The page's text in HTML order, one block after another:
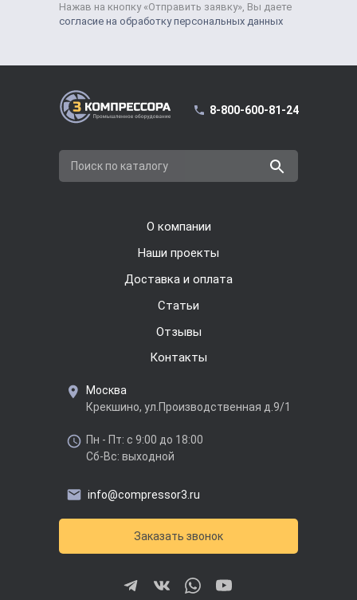
Нажав на кнопку «Отправить заявку», Вы даете
согласие на обработку персональных данных
8-800-600-81-24
Поиск по каталогу
О компании
Наши проекты
Доставка и оплата
Cтатьи
Отзывы
Контакты
Москва
Крекшино, ул.Производственная д.9/1
Пн - Пт: с 9:00 до 18:00
Сб-Вс: выходной
info@compressor3.ru
Заказать звонок